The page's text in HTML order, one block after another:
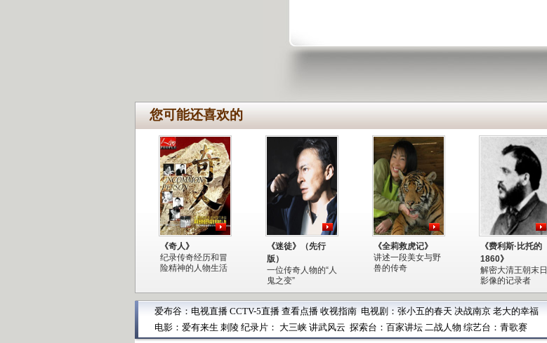
您可能还喜欢的
《奇人》
纪录传奇经历和冒
险精神的人物生活
《迷徒》（先行
版）
一位传奇人物的“人
鬼之变”
《全莉救虎记》
讲述一段美女与野
兽的传奇
《费利斯·比托的
1860》
解密大清王朝末日
影像的记录者
爱布谷： 电视直播 CCTV-5直播 查看点播 收视指南 电视剧： 张小五的春天 决战南京 老大的幸福
电影： 爱有来生 刺陵 纪录片： 大三峡 讲武风云 探索台： 百家讲坛 二战人物 综艺台： 青歌赛